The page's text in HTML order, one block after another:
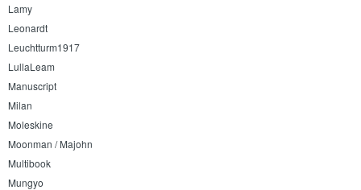
Lamy
Leonardt
Leuchtturm1917
LullaLeam
Manuscript
Milan
Moleskine
Moonman / Majohn
Multibook
Mungyo